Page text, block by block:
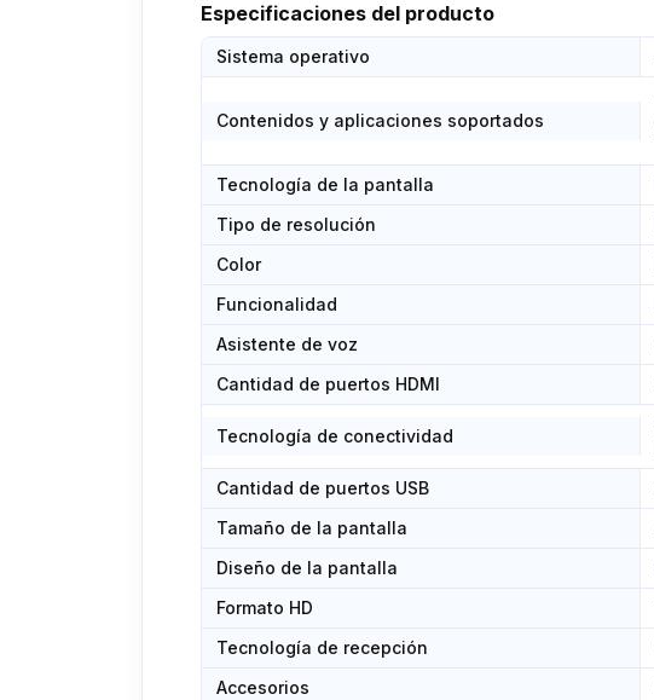
Especificaciones del producto
Sistema operativo
Contenidos y aplicaciones soportados
Tecnología de la pantalla
Tipo de resolución
Color
Funcionalidad
Asistente de voz
Cantidad de puertos HDMI
Tecnología de conectividad
Cantidad de puertos USB
Tamaño de la pantalla
Diseño de la pantalla
Formato HD
Tecnología de recepción
Accesorios